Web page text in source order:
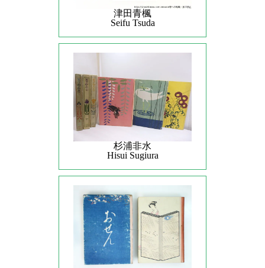
津田青楓
Seifu Tsuda
杉浦非水
Hisui Sugiura